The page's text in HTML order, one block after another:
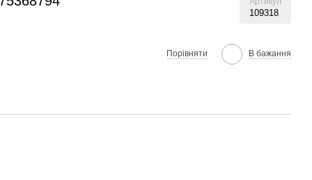
109318
Порівняти В бажання